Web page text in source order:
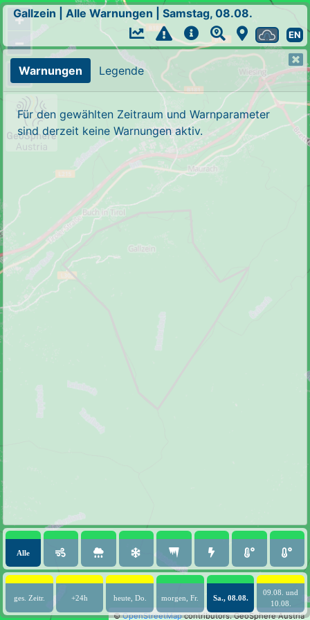
+
−
©OpenStreetMapcontributors. GeoSphere Austria
Gallzein Alle Warnungen Samstag, 08.08.
EN
Warnungen Legende
Für den gewählten Zeitraum und Warnparameter
sind derzeit keine Warnungen aktiv.
Alle
ges. Zeitr. +24h heute, Do. morgen, Fr. Sa., 08.08.
09.08. und
10.08.